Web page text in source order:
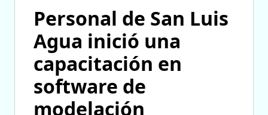
Personal de San Luis
Agua inició una
capacitación en
software de
modelación